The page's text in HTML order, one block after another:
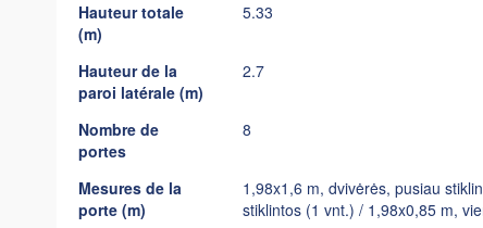
Hauteur totale
(m)
5.33
Hauteur de la
paroi latérale (m)
2.7
Nombre de
portes
8
Mesures de la
porte (m)
1,98x1,6 m, dvivėrės, pusiau
stiklintos (1 vnt.) / 1,98x0,85 m,